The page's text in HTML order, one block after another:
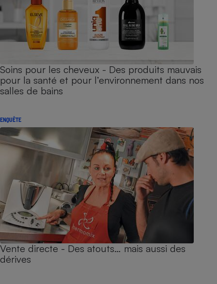
Soins pour les cheveux - Des produits mauvais
pour la santé et pour l’environnement dans nos
salles de bains
ENQUÊTE
Vente directe - Des atouts… mais aussi des
dérives